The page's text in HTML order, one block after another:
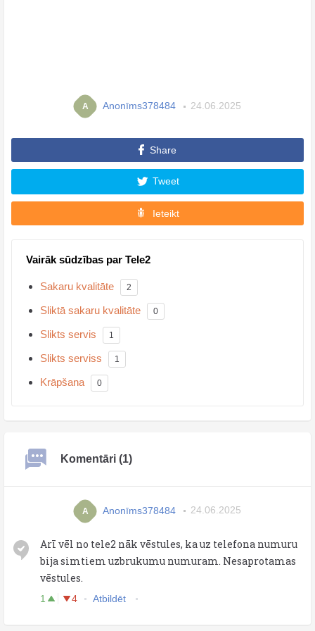
A Anonīms378484 24.06.2025
Share
Tweet
Ieteikt
Vairāk sūdzības par Tele2
Sakaru kvalitāte 2
Sliktā sakaru kvalitāte 0
Slikts servis 1
Slikts serviss 1
Krāpšana 0
Komentāri (1)
A Anonīms378484 24.06.2025
Arī vēl no tele2 nāk vēstules, ka uz telefona numuru
bija simtiem uzbrukumu numuram. Nesaprotamas
vēstules.
1 4 Atbildēt